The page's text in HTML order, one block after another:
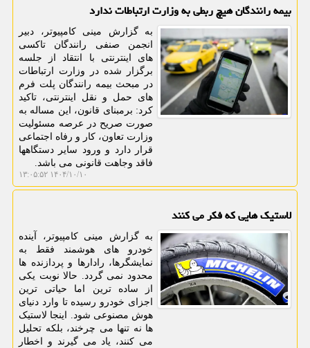
بیمه رانندگان هیچ ربطی به وزارت ارتباطات ندارد
به گزارش مینی کامپیوتر، دبیر
انجمن صنفی رانندگان تاکسی
های اینترنتی با انتقاد از جلسه
برگزار شده در وزارت ارتباطات
در مبحث بیمه رانندگان پلت فرم
های حمل و نقل اینترنتی، تاکید
کرد: برمبنای قانون، این مساله به
صورت صریح در عرصه مسئولیت
وزارت تعاون، کار و رفاه اجتماعی
قرار دارد و ورود سایر دستگاهها
فاقد وجاهت قانونی می باشد.
۱۴۰۴/۱۰/۱۰ ۱۳:۰۵:۵۲
لاستیک هایی که فکر می کنند
به گزارش مینی کامپیوتر، آینده
خودرو های هوشمند فقط به
نمایشگرها، رادارها و پردازنده ها
محدود نمی گردد. حالا نوبت یکی
از ساده ترین اما حیاتی ترین
اجزای خودرو رسیده تا وارد دنیای
هوش مصنوعی شود. اینجا لاستیک
ها نه تنها می چرخند، بلکه تحلیل
می کنند، یاد می گیرند و اخطار